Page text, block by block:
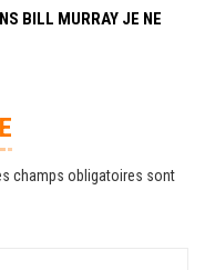
BILL MURRAY JE NE
champs obligatoires sont